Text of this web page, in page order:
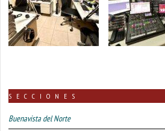
SECCIONES
Buenavista del Norte